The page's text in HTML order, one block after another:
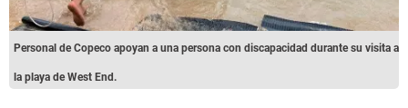
Personal de Copeco apoyan a una persona con discapacidad durante su visita a
la playa de West End.